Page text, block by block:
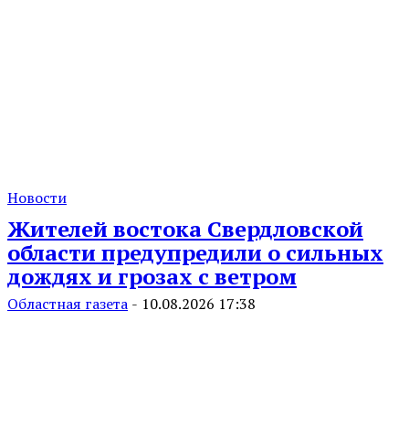
Новости
Жителей востока Свердловской
области предупредили о сильных
дождях и грозах с ветром
Областная газета - 10.08.2026 17:38